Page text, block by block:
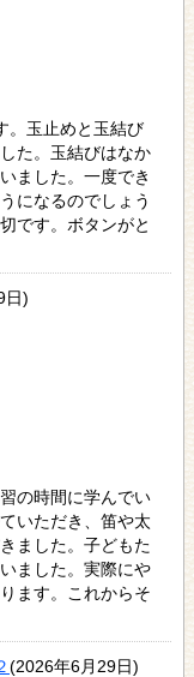
。玉止めと玉結び
た。玉結びはなか
ました。一度でき
になるのでしょう
です。ボタンがと
日)
の時間に学んでい
いただき、笛や太
ました。子どもた
ました。実際にや
ます。これからそ
(2026年6月29日)